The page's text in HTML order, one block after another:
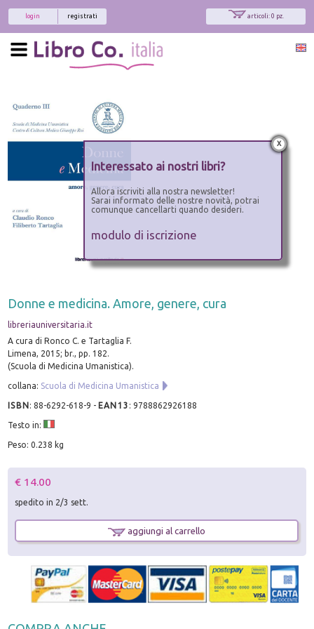
articoli: 0 pz.
registrati
login
Donne e medicina. Amore, genere, cura
libreriauniversitaria.it
A cura di Ronco C. e Tartaglia F.
Limena, 2015; br., pp. 182.
(Scuola di Medicina Umanistica).
collana: Scuola di Medicina Umanistica
ISBN:88-6292-618-9 - EAN13 :9788862926188
Testo in:
Peso: 0.238 kg
€ 14.00
spedito in 2/3 sett.
aggiungi al carrello
x
Interessato ai nostri libri?
Allora iscriviti alla nostra newsletter!
Sarai informato delle nostre novità, potrai
comunque cancellarti quando desideri.
modulo di iscrizione